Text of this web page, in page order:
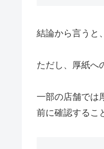
結論から言うと
ただし、厚紙へ
一部の店舗では
前に確認するこ